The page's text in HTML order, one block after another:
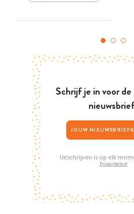
Schrijf je in voor
Uitschrijven is op elk
Privacybeleid